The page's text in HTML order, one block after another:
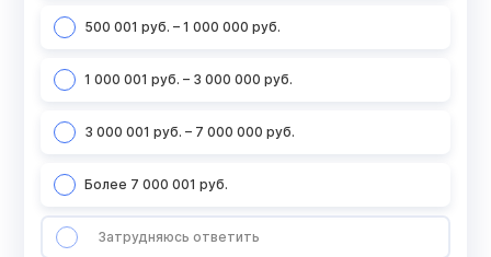
500 001 руб. – 1 000 000 руб.
1 000 001 руб. – 3 000 000 руб.
3 000 001 руб. – 7 000 000 руб.
Более 7 000 001 руб.
Затрудняюсь ответить